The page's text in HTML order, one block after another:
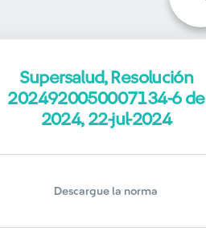
Supersalud, Resolución
2024920050007134-6 de
2024, 22-jul-2024
Descargue la norma